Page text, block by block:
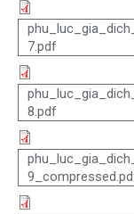
7.pdf
8.pdf